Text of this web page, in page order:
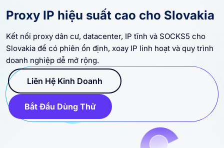
Proxy IP hiệu suất cao cho Slovakia
Kết nối proxy dân cư, datacenter, IP tĩnh và SOCKS5 cho
Slovakia để có phiên ổn định, xoay IP linh hoạt và quy trình
doanh nghiệp dễ mở rộng.
Liên Hệ Kinh Doanh
Bắt Đầu Dùng Thử